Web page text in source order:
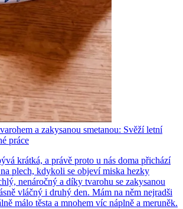
a zakysanou smetanou: Svěží letní
práce
krátká, a právě proto u nás doma přichází
plech, kdykoli se objeví miska hezky
nenáročný a díky tvarohu se zakysanou
vláčný i druhý den. Mám na něm nejradši
málo těsta a mnohem víc náplně a meruněk.